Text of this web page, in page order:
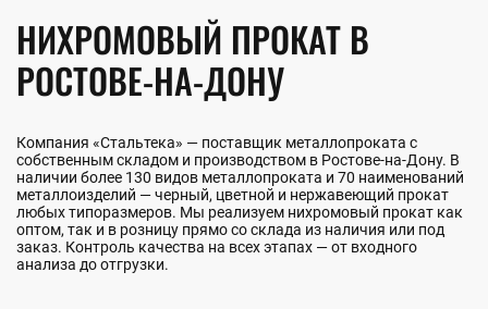
НИХРОМОВЫЙ ПРОКАТ В
РОСТОВЕ-НА-ДОНУ
Компания «Стальтека» — поставщик металлопроката с
собственным складом и производством в Ростове-на-Дону. В
наличии более 130 видов металлопроката и 70 наименований
металлоизделий — черный, цветной и нержавеющий прокат
любых типоразмеров. Мы реализуем нихромовый прокат как
оптом, так и в розницу прямо со склада из наличия или под
заказ. Контроль качества на всех этапах — от входного
анализа до отгрузки.